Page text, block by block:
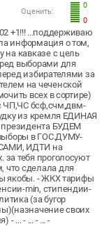
0
0
Оценить:
+1!!! ...поддерживаю
информация о том,
на кавказе с цель
выборами для
избирателями за
на чеченской
всех в сортире)
ЧП,ЧС бсф,счм,двм-
из кремля ЕДИНАЯ
БУДЕМ
в ГОС.ДУМУ-
ИДТИ на
тебя проголосуют
что сделала для
якобы. - ЖКХ тарифы
min, стипендии-
(за бугор
своих
- ... - ... - ... -